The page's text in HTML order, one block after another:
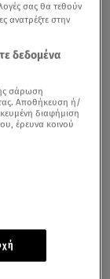
κόσμο και,
σας θα τεθούν
ανατρέξτε στην
δεδομένα
σάρωση
Αποθήκευση ή/
διαφήμιση
έρευνα κοινού